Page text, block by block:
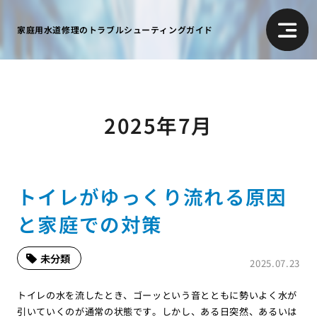
家庭用水道修理のトラブルシューティングガイド
2025年7月
トイレがゆっくり流れる原因
と家庭での対策
2025.07.23
未分類
トイレの水を流したとき、ゴーッという音とともに勢いよく水が
引いていくのが通常の状態です。しかし、ある日突然、あるいは